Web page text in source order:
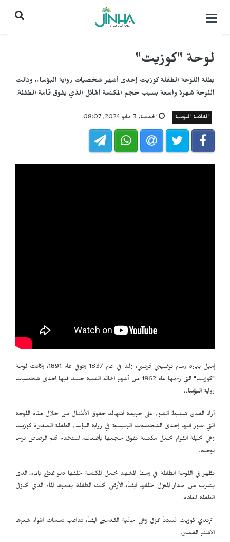
التحكم
لوحة "كوزيت"
بطلة اللوحة الطفلة كوزيت إحدى أشهر شخصيات رواية البؤساء، ونالت
اللوحة شهرة واسعة بسبب حجم المكنسة الهائل الذي يفوق قامة الطفلة.
القائمة اليومية الجمعـة, 3 مايو 2024, 08:07
إميل بايارد رسام توضيحي فرنسي، ولد في عام 1837 وتوفي عام 1891، وكانت لوحة
"كوزيت" التي رسمها عام 1862 من أشهر اعماله الفنية جسد فيها إحدى شخصيات
رواية البؤساء.
أراد الفنان تسليط الضوء على جريمة انتهاك حقوق الأطفال من خلال هذه اللوحة
التي صور فيها إحدى الشخصيّات الرئيسيّة في رواية البؤساء الطفلة الصغيرة كوزيت
وهي نحيلة القوام تحمل مكنسة تفوق حجمها بأضعاف، استخدم قلم الرصاص لرسم
لوحته.
تظهر في اللوحة الطفلة في وسط المشهد تحمل المكنسة خلفها دلو ممتلئ بالماء، الذي
يتسرب من جدار المنزل خلفها ايضاَ، الأرض تحت الطفلة يغمرها الماء الذي تحاول
الطفلة ابعاده.
ترتدي كوزيت فستاناً ممزق وهي حافية القدمين ايضاً، تداعب نسمات الهواء شعرها
الأشقر القصير.